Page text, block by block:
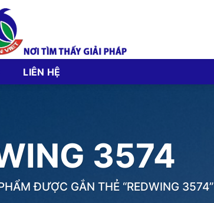
LIÊN HỆ
3574
ĐƯỢC GẮN THẺ “REDWING 3574”